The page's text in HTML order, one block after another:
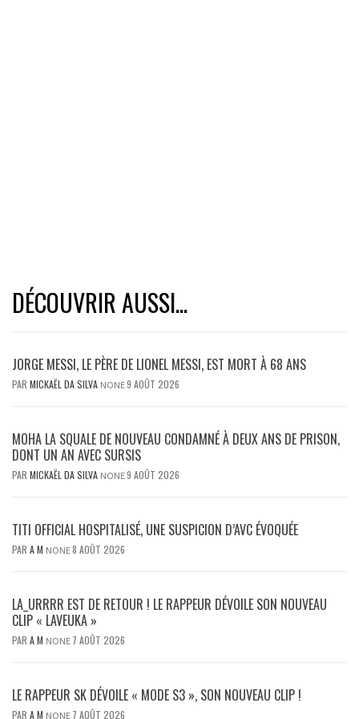
DÉCOUVRIR AUSSI...
JORGE MESSI, LE PÈRE DE LIONEL MESSI, EST MORT À 68 ANS
PAR MICKAËL DA SILVA NONE9 AOÛT 2026
MOHA LA SQUALE DE NOUVEAU CONDAMNÉ À DEUX ANS DE PRISON,
DONT UN AN AVEC SURSIS
PAR MICKAËL DA SILVA NONE9 AOÛT 2026
TITI OFFICIAL HOSPITALISÉ, UNE SUSPICION D’AVC ÉVOQUÉE
PAR A M NONE8 AOÛT 2026
LA_URRRR EST DE RETOUR ! LE RAPPEUR DÉVOILE SON NOUVEAU
CLIP « LAVEUKA »
PAR A M NONE 7 AOÛT 2026
LE RAPPEUR SK DÉVOILE « MODE S3 », SON NOUVEAU CLIP !
PAR A M NONE 7 AOÛT 2026